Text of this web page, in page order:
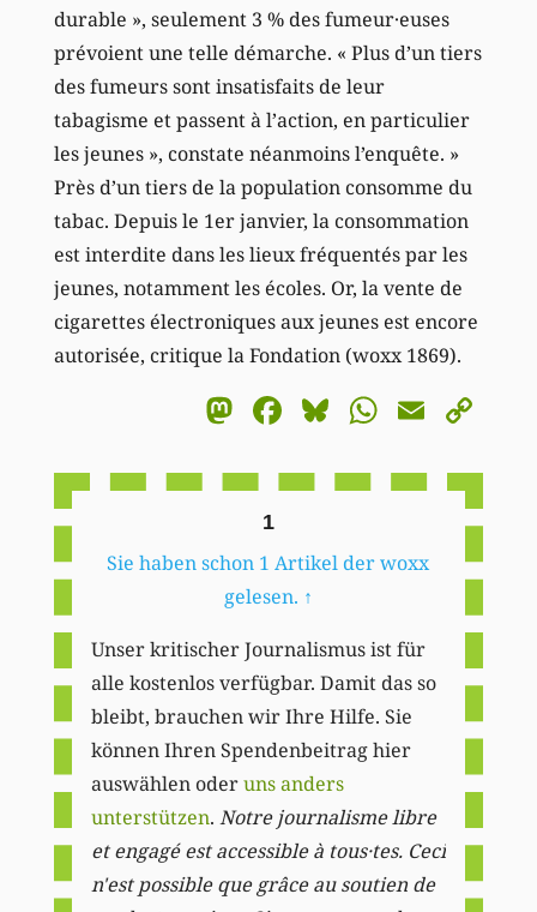
durable », seulement 3 % des fumeur·euses
prévoient une telle démarche. « Plus d’un tiers
des fumeurs sont insatisfaits de leur
tabagisme et passent à l’action, en particulier
les jeunes », constate néanmoins l’enquête. »
Près d’un tiers de la population consomme du
tabac. Depuis le 1er janvier, la consommation
est interdite dans les lieux fréquentés par les
jeunes, notamment les écoles. Or, la vente de
cigarettes électroniques aux jeunes est encore
autorisée, critique la Fondation (woxx 1869).
Mastodon
Facebook
BlueskyEmail
1
Sie haben schon 1 Artikel der woxx
gelesen. ↑
Unser kritischer Journalismus ist für
alle kostenlos verfügbar. Damit das so
bleibt, brauchen wir Ihre Hilfe. Sie
können Ihren Spendenbeitrag hier
auswählen oderuns anders
unterstützen. Notre journalisme libre
et engagé est accessible à tous·tes. Ceci
n'est possible que grâce au soutien de